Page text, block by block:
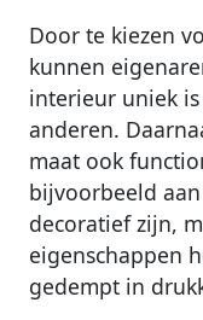
Door te kiezen
kunnen
interieur uniek
anderen.
maat ook
bijvoorbeeld
decoratief zijn,
eigenschappen
gedempt in